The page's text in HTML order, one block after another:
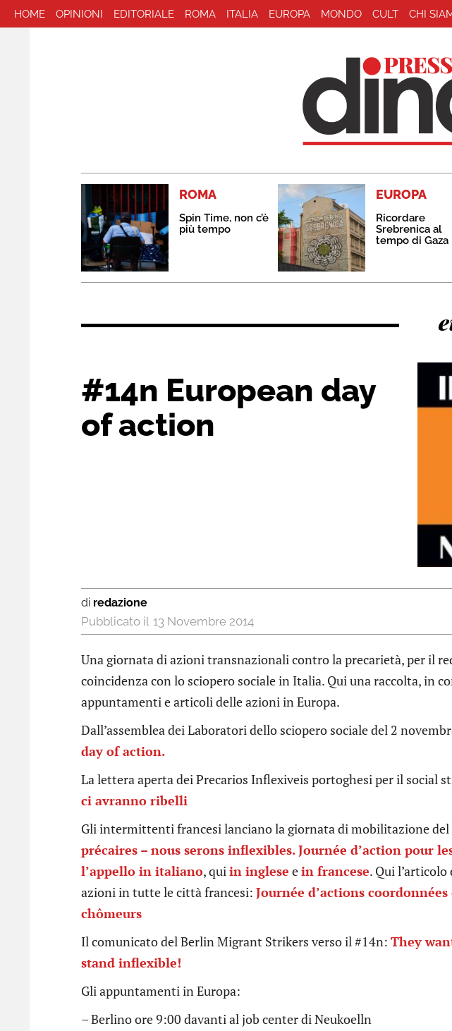
HOME OPINIONI EDITORIALE ROMA ITALIA EUROPA MONDO CULT CHI
ROMA
Spin Time, non c’è
più tempo
EUROPA
Ricordare
Srebrenica al
tempo di Gaza
#14n European day
of action
di redazione
13 Novembre 2014
Una giornata di azioni transnazionali contro la precarietà, per il
coincidenza con lo sciopero sociale in Italia. Qui una raccolta, in
appuntamenti e articoli delle azioni in Europa.
Dall’assemblea dei Laboratori dello sciopero sociale del 2
day of action.
La lettera aperta dei Precarios Inflexiveis portoghesi per il social
ci avranno ribelli
Gli intermittenti francesi lanciano la giornata di mobilitazione del
précaires – nous serons inflexibles. Journée d’action pour
l’appello in italiano, quiin inglese ein francese. Qui
azioni in tutte le città francesi: Journée d’actions
chômeurs
Il comunicato del Berlin Migrant Strikers verso il #14n: They
stand inflexible!
Gli appuntamenti in Europa:
– Berlino ore 9:00 davanti al job center di Neukoelln